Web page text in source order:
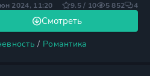
/ Романтика
Смотреть
2024, 11:20 9.5 / 10 5 852 4